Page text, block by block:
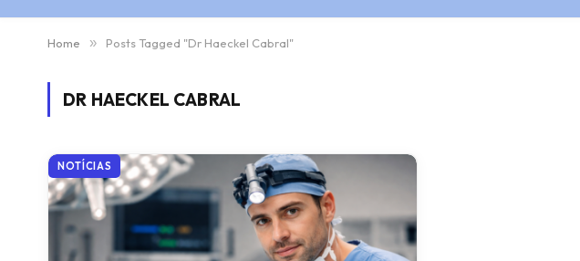
Home » Posts Tagged "Dr Haeckel Cabral"
DR HAECKEL CABRAL
NOTÍCIAS